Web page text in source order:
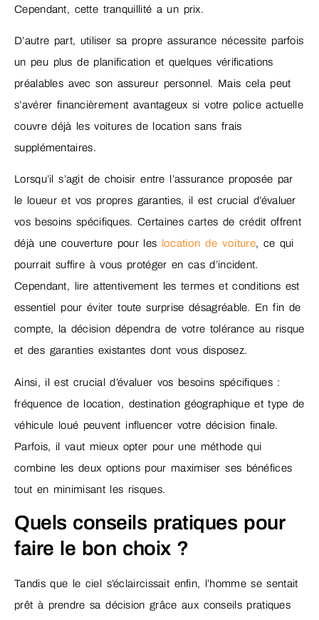
Cependant, cette tranquillité a un prix.
D’autre part, utiliser sa propre assurance nécessite parfois
un peu plus de planification et quelques vérifications
préalables avec son assureur personnel. Mais cela peut
s’avérer financièrement avantageux si votre police actuelle
couvre déjà les voitures de location sans frais
supplémentaires.
Lorsqu’il s’agit de choisir entre l’assurance proposée par
le loueur et vos propres garanties, il est crucial d’évaluer
vos besoins spécifiques. Certaines cartes de crédit offrent
déjà une couverture pour les location de voiture, ce qui
pourrait suffire à vous protéger en cas d’incident.
Cependant, lire attentivement les termes et conditions est
essentiel pour éviter toute surprise désagréable. En fin de
compte, la décision dépendra de votre tolérance au risque
et des garanties existantes dont vous disposez.
Ainsi, il est crucial d’évaluer vos besoins spécifiques :
fréquence de location, destination géographique et type de
véhicule loué peuvent influencer votre décision finale.
Parfois, il vaut mieux opter pour une méthode qui
combine les deux options pour maximiser ses bénéfices
tout en minimisant les risques.
Quels conseils pratiques pour
faire le bon choix ?
Tandis que le ciel s’éclaircissait enfin, l’homme se sentait
prêt à prendre sa décision grâce aux conseils pratiques